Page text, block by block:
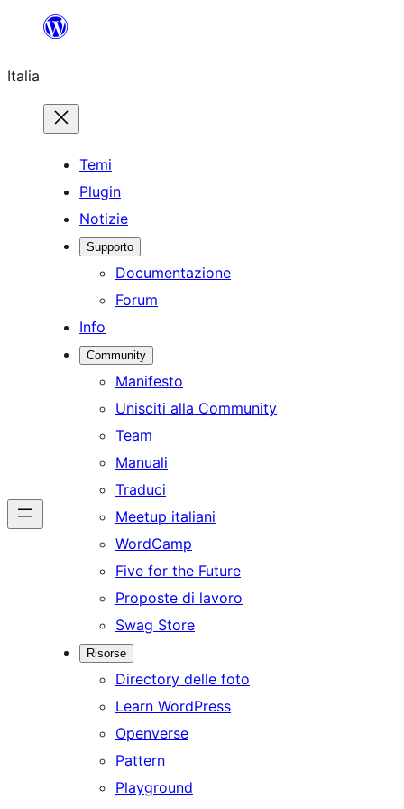
contenuto
Italia
Temi
Plugin
Notizie
Supporto
Documentazione
Forum
Info
Community
Manifesto
Unisciti alla Community
Team
Manuali
Traduci
Meetup italiani
WordCamp
Five for the Future
Proposte di lavoro
Swag Store
Risorse
Directory delle foto
Learn WordPress
Openverse
Pattern
Playground